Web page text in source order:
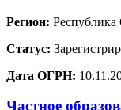
Регион: Республика
Статус:
Дата ОГРН:
Частное